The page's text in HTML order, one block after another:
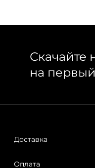
Скачайте
на
Доставка
Оплата